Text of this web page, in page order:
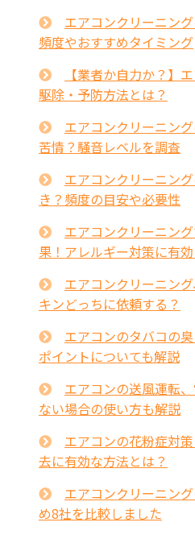
エアコンクリーニン
頻度やおすすめタイミング
【業者か自力か？】
駆除・予防方法とは？
エアコンクリーニン
苦情？騒音レベルを調査
エアコンクリーニン
き？頻度の目安や必要性
エアコンクリーニン
果！アレルギー対策に有効
エアコンクリーニン
キンどっちに依頼する？
エアコンのタバコの
ポイントについても解説
エアコンの送風運転
ない場合の使い方も解説
エアコンの花粉症対
去に有効な方法とは？
エアコンクリーニン
め8社を比較しました